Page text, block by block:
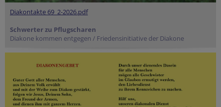
Diakontakte 69_2-2026.pdf
Schwerter zu Pflugscharen
Diakone kommen entgegen / Friedensinitiative der Diakone